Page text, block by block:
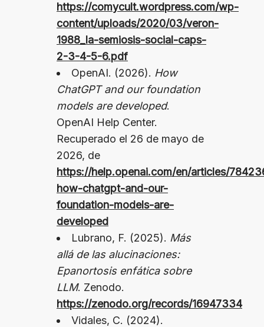
https://comycult.wordpress.com/wp-
content/uploads/2020/03/veron-
1988_la-semiosis-social-caps-
2-3-4-5-6.pdf
OpenAI. (2026). How
ChatGPT and our foundation
models are developed.
OpenAI Help Center.
Recuperado el 26 de mayo de
2026, de
https://help.openai.com/en/articles/
how-chatgpt-and-our-
foundation-models-are-
developed
Lubrano, F. (2025). Más
allá de las alucinaciones:
Epanortosis enfática sobre
LLM. Zenodo.
https://zenodo.org/records/16947334
Vidales, C. (2024).